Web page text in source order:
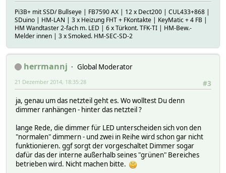
Pi3B+ mit SSD/ Bullseye | FB7590 AX | 12 x Dect200 | CUL433+868 |
SDuino | HM-LAN | 3 x Heizung FHT + FKontakte | KeyMatic + 4 FB |
HM Wandtaster 2-fach m. LED | 6 x Türkont. TFK-TI | HM-Bew.-
Melder innen | 3 x Smoked. HM-SEC-SD-2
herrmannj
Global Moderator
#3
21 Dezember 2014, 18:35:28
ja, genau um das netzteil geht es. Wo wolltest Du denn
dimmer ranhängen - hinter das netzteil ?
lange Rede, die dimmer für LED unterscheiden sich von den
"normalen" dimmern - und zwei in Reihe wird schon gar nicht
funktionieren. ggf sorgt der vorgeschaltet Dimmer sogar
dafür das der interne außerhalb seines "grünen" Bereiches
betrieben wird. Nicht machen bitte.